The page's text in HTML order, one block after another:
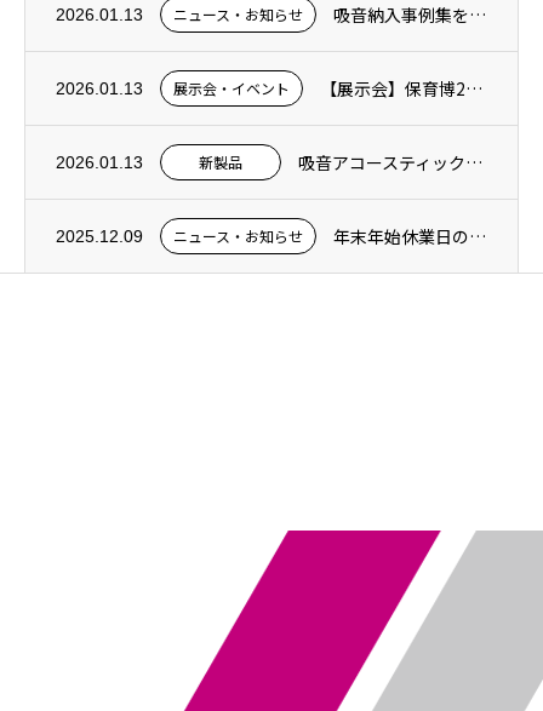
2026.01.13 ニュース・お知らせ 吸音納入事例集をリニューアルしました！
2026.01.13 展示会・イベント 【展示会】保育博2025に出展中です
2026.01.13 新製品 吸音アコースティック®カーテン・吸音アコースティック®シェード新発売！
2025.12.09 ニュース・お知らせ 年末年始休業日のお知らせ